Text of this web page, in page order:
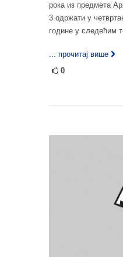
рока из предмета
3 одржати у
године у следећим
... прочитај више
0